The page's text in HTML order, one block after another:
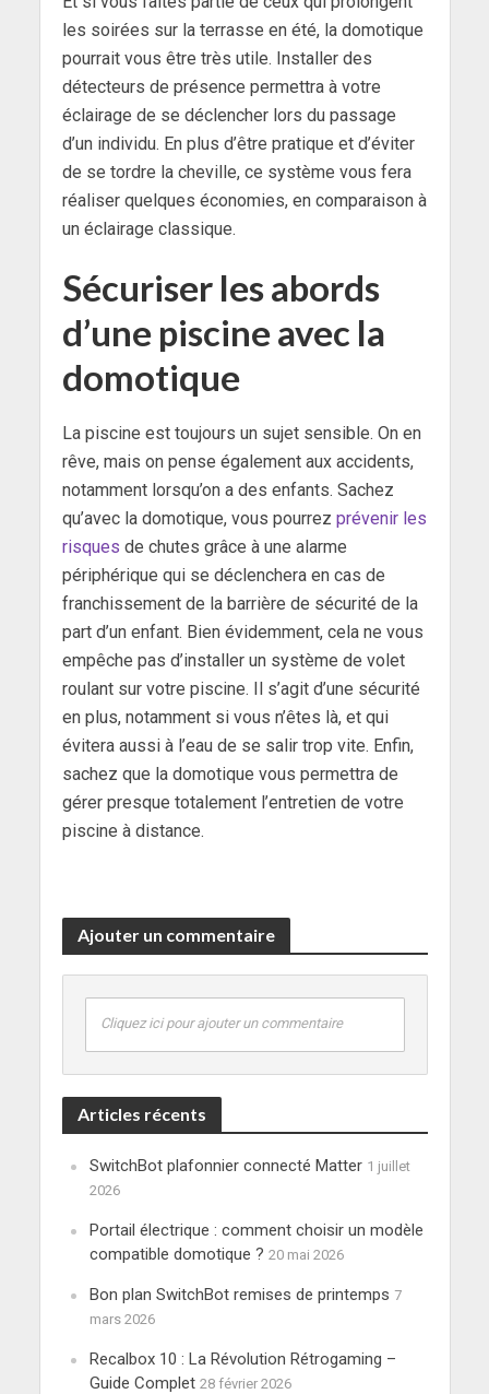
les soirées sur la terrasse en été, la domotique
pourrait vous être très utile. Installer des
détecteurs de présence permettra à votre
éclairage de se déclencher lors du passage
d’un individu. En plus d’être pratique et d’éviter
de se tordre la cheville, ce système vous fera
réaliser quelques économies, en comparaison à
un éclairage classique.
Sécuriser les abords
d’une piscine avec la
domotique
La piscine est toujours un sujet sensible. On en
rêve, mais on pense également aux accidents,
notamment lorsqu’on a des enfants. Sachez
qu’avec la domotique, vous pourrez prévenir les
risques de chutes grâce à une alarme
périphérique qui se déclenchera en cas de
franchissement de la barrière de sécurité de la
part d’un enfant. Bien évidemment, cela ne vous
empêche pas d’installer un système de volet
roulant sur votre piscine. Il s’agit d’une sécurité
en plus, notamment si vous n’êtes là, et qui
évitera aussi à l’eau de se salir trop vite. Enfin,
sachez que la domotique vous permettra de
gérer presque totalement l’entretien de votre
piscine à distance.
Ajouter un commentaire
Cliquez ici pour ajouter un commentaire
Articles récents
SwitchBot plafonnier connecté Matter 1 juillet
2026
Portail électrique : comment choisir un modèle
compatible domotique ? 20 mai 2026
Bon plan SwitchBot remises de printemps 7
mars 2026
Recalbox 10 : La Révolution Rétrogaming –
Guide Complet 28 février 2026